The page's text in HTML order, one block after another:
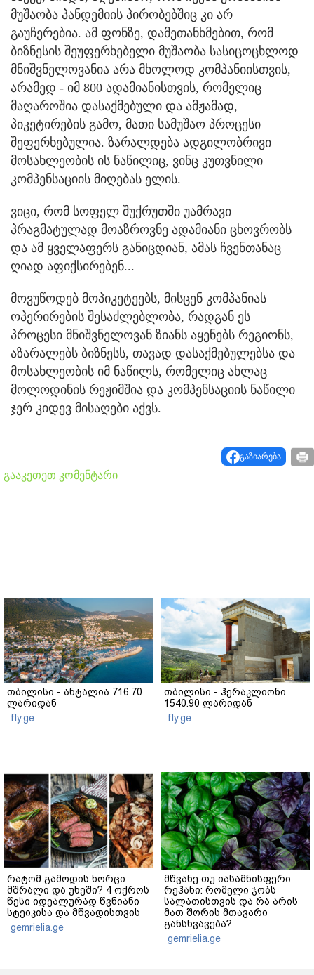
მუშაობა პანდემიის პირობებშიც კი არ
გაუჩერებია. ამ ფონზე, დამეთანხმებით, რომ
ბიზნესის შეუფერხებელი მუშაობა სასიცოცხლოდ
მნიშვნელოვანია არა მხოლოდ კომპანიისთვის,
არამედ - იმ 800 ადამიანისთვის, რომელიც
მაღაროშია დასაქმებული და ამჟამად,
პიკეტირების გამო, მათი სამუშაო პროცესი
შეფერხებულია. ზარალდება ადგილობრივი
მოსახლეობის ის ნაწილიც, ვინც კუთვნილი
კომპენსაციის მიღებას ელის.
ვიცი, რომ სოფელ შუქრუთში უამრავი
პრაგმატულად მოაზროვნე ადამიანი ცხოვრობს
და ამ ყველაფერს განიცდიან, ამას ჩვენთანაც
ღიად აფიქსირებენ...
მოვუწოდებ მოპიკეტეებს, მისცენ კომპანიას
ოპერირების შესაძლებლობა, რადგან ეს
პროცესი მნიშვნელოვან ზიანს აყენებს რეგიონს,
აზარალებს ბიზნესს, თავად დასაქმებულებსა და
მოსახლეობის იმ ნაწილს, რომელიც ახლაც
მოლოდინის რეჟიმშია და კომპენსაციის ნაწილი
ჯერ კიდევ მისაღები აქვს.
გაზიარება
გააკეთეთ კომენტარი
თბილისი - ანტალია 716.70
ლარიდან
fly.ge
თბილისი - ჰერაკლიონი
1540.90 ლარიდან
fly.ge
რატომ გამოდის ხორცი
მშრალი და უხეში? 4 ოქროს
წესი იდეალურად წვნიანი
სტეიკისა და მწვადისთვის
gemrielia.ge
მწვანე თუ იასამნისფერი
რეჰანი: რომელი ჯობს
სალათისთვის და რა არის
მათ შორის მთავარი
განსხვავება?
gemrielia.ge